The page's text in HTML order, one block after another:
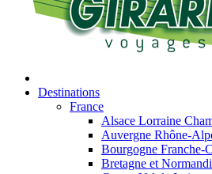
Destinations
France
Alsace Lorraine
Auvergne Rhône-
Bourgogne Franche-
Bretagne et